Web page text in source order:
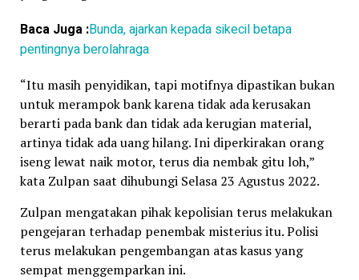
Baca Juga :Bunda, ajarkan kepada sikecil betapa
pentingnya berolahraga
“Itu masih penyidikan, tapi motifnya dipastikan bukan
untuk merampok bank karena tidak ada kerusakan
berarti pada bank dan tidak ada kerugian material,
artinya tidak ada uang hilang. Ini diperkirakan orang
iseng lewat naik motor, terus dia nembak gitu loh,”
kata Zulpan saat dihubungi Selasa 23 Agustus 2022.
Zulpan mengatakan pihak kepolisian terus melakukan
pengejaran terhadap penembak misterius itu. Polisi
terus melakukan pengembangan atas kasus yang
sempat menggemparkan ini.